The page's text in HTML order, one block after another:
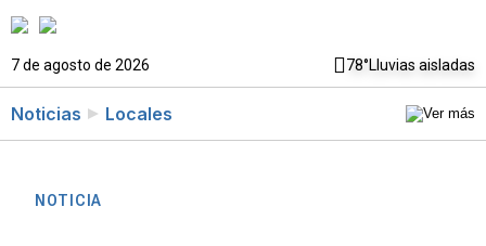
7 de agosto de 2026 78°Lluvias aisladas
Noticias Locales
NOTICIA